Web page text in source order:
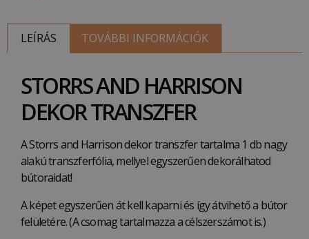
LEÍRÁS TOVÁBBI INFORMÁCIÓK
STORRS AND HARRISON
DEKOR TRANSZFER
A Storrs and Harrison dekor transzfer tartalma 1 db nagy
alakú transzferfólia, mellyel egyszerűen dekorálhatod
bútoraidat!
A képet egyszerűen át kell kaparni és így átvihető a bútor
felületére. (A csomag tartalmazza a célszerszámot is.)